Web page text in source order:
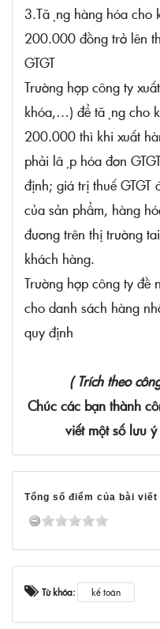
3.Tặng hàng hóa cho
200.000 đồng trở lên
GTGT
Trường hợp công ty
khóa,…) để tặng cho
200.000 thì khi xuất
phải lập hóa đơn
định; giá trị thuế GTGT
của sản phẩm, hàng
đương trên thị trường
khách hàng.
Trường hợp công ty
cho danh sách hàng
quy định
( Trích theo
Chúc các bạn thành
viết một số lưu
Tổng số điểm của bài
Từ khóa: kế toán